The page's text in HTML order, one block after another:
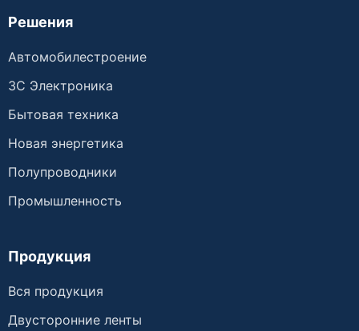
Решения
Автомобилестроение
3C Электроника
Бытовая техника
Новая энергетика
Полупроводники
Промышленность
Продукция
Вся продукция
Двусторонние ленты